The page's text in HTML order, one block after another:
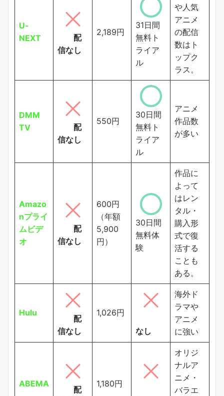
U-
NEXT
配
信なし
2,189円
31日間
無料ト
ライア
ル
や人気
アニメ
の配信
数はト
ップク
ラス。
DMM
TV
配
信なし
550円
30日間
無料ト
ライア
ル
アニメ
作品数
が多い
Amazo
nプライ
ムビデ
オ
配
信なし
600円
（年額
5,900
円）
30日間
無料体
験
作品に
よって
はレン
タル・
購入形
式で復
活する
ことも
ある。
Hulu
配
信なし
1,026円
なし
海外ド
ラマや
アニメ
に強い
ABEMA
配
1,180円
オリジ
ナルア
ニメ・
バラエ